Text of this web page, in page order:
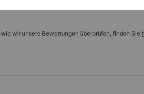
wir unsere Bewertungen überprüfen, finden Sie